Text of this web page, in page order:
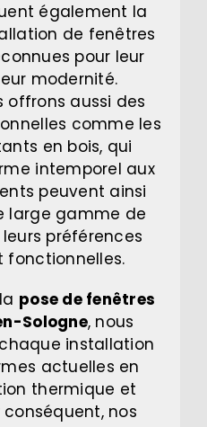
également la
de fenêtres
pour leur
modernité.
offrons aussi des
comme les
en bois, qui
intemporel aux
peuvent ainsi
large gamme de
préférences
fonctionnelles.
pose de fenêtres
Sologne, nous
installation
actuelles en
thermique et
nos